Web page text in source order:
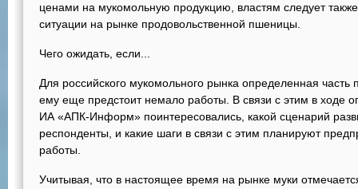
ценами на мукомольную продукцию, властям следует
ситуации на рынке продовольственной пшеницы.
Чего ожидать, если...
Для российского мукомольного рынка определенная
ему еще предстоит немало работы. В связи с этим в ходе
ИА «АПК-Информ» поинтересовались, какой сценарий
респонденты, и какие шаги в связи с этим планируют
работы.
Учитывая, что в настоящее время на рынке муки